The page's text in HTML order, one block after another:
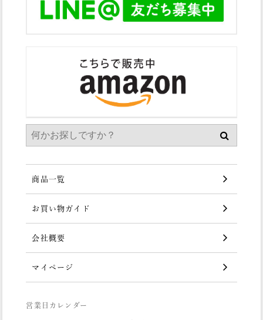
商品一覧
お買い物ガイド
会社概要
マイページ
営業日カレンダー